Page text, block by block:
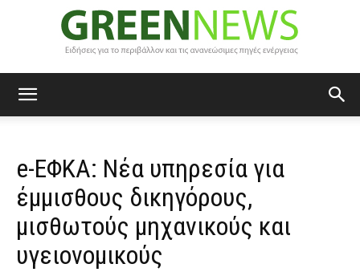
News
e-ΕΦΚΑ: Νέα υπηρεσία για
έμμισθους δικηγόρους,
μισθωτούς μηχανικούς και
υγειονομικούς